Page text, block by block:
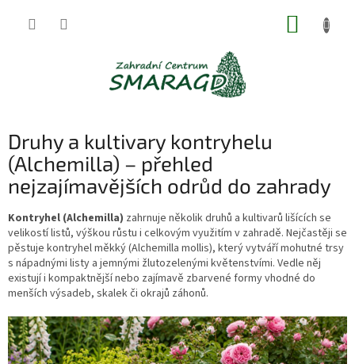
Druhy a kultivary kontryhelu
(Alchemilla) – přehled
nejzajímavějších odrůd do zahrady
Kontryhel (Alchemilla) zahrnuje několik druhů a kultivarů lišících se
velikostí listů, výškou růstu i celkovým využitím v zahradě. Nejčastěji se
pěstuje kontryhel měkký (Alchemilla mollis), který vytváří mohutné trsy
s nápadnými listy a jemnými žlutozelenými květenstvími. Vedle něj
existují i kompaktnější nebo zajímavě zbarvené formy vhodné do
menších výsadeb, skalek či okrajů záhonů.